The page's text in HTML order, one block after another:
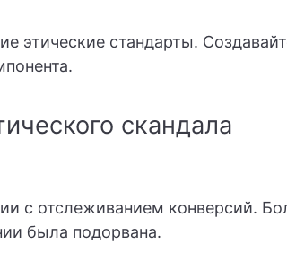
этические стандарты.
скандала
с отслеживанием конверсий.
была подорвана.